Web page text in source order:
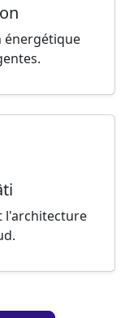
énergétique
l'architecture